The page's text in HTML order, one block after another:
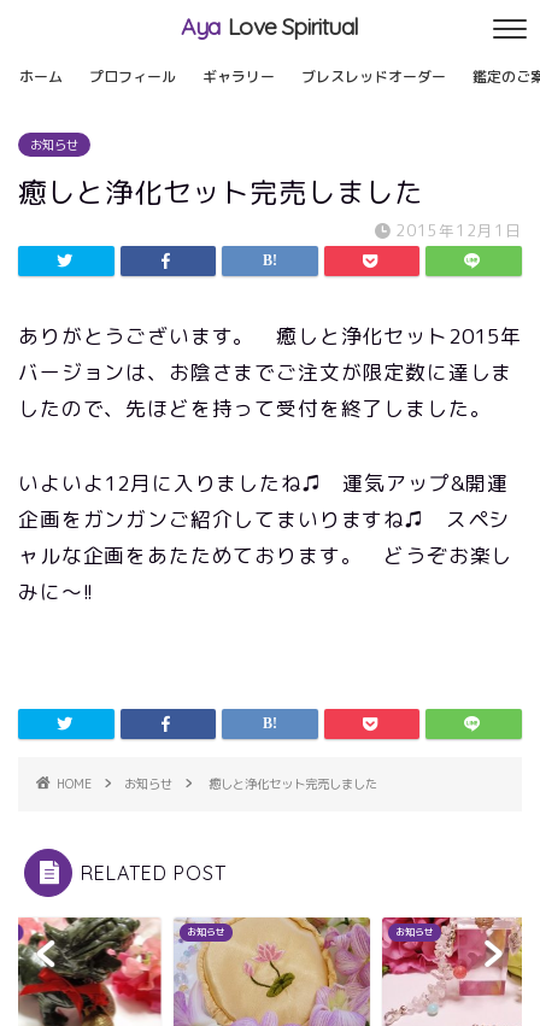
Aya Love Spiritual
ホーム プロフィール ギャラリー ブレスレッドオーダー 鑑定のご
お知らせ
癒しと浄化セット完売しました
2015年12月1日
ありがとうございます。 癒しと浄化セット2015年
バージョンは、お陰さまでご注文が限定数に達しま
したので、先ほどを持って受付を終了しました。
いよいよ12月に入りましたね♫ 運気アップ&開運
企画をガンガンご紹介してまいりますね♫ スペシ
ャルな企画をあたためております。 どうぞお楽し
みに～!!
HOME お知らせ 癒しと浄化セット完売しました
RELATED POST
お知らせ お知らせ